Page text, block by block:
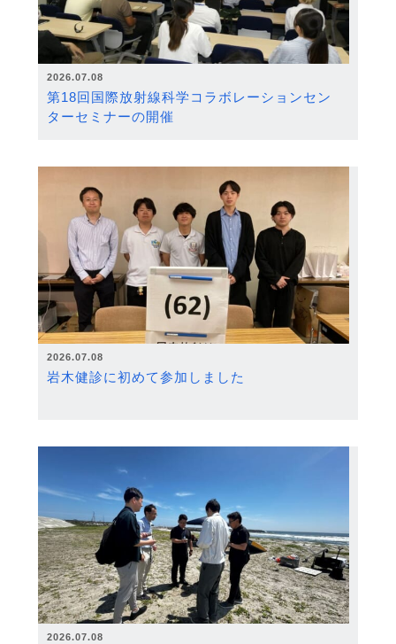
2026.07.08
第18回国際放射線科学コラボレーションセン
ターセミナーの開催
2026.07.08
岩木健診に初めて参加しました
2026.07.08